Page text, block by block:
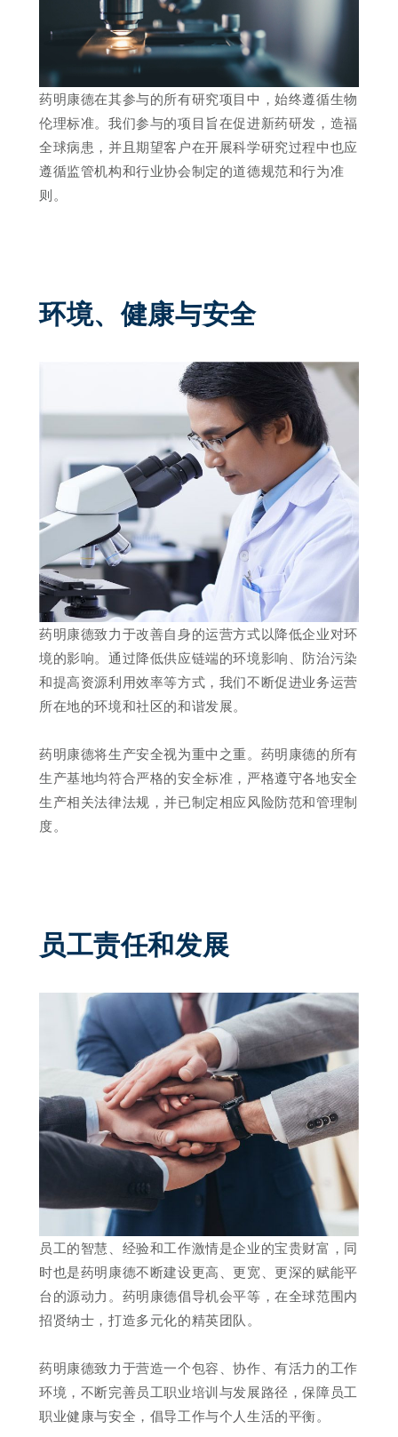
药明康德在其参与的所有研究项目中，始终遵循生物
伦理标准。我们参与的项目旨在促进新药研发，造福
全球病患，并且期望客户在开展科学研究过程中也应
遵循监管机构和行业协会制定的道德规范和行为准
则。
环境、健康与安全
药明康德致力于改善自身的运营方式以降低企业对环
境的影响。通过降低供应链端的环境影响、防治污染
和提高资源利用效率等方式，我们不断促进业务运营
所在地的环境和社区的和谐发展。
药明康德将生产安全视为重中之重。药明康德的所有
生产基地均符合严格的安全标准，严格遵守各地安全
生产相关法律法规，并已制定相应风险防范和管理制
度。
员工责任和发展
员工的智慧、经验和工作激情是企业的宝贵财富，同
时也是药明康德不断建设更高、更宽、更深的赋能平
台的源动力。药明康德倡导机会平等，在全球范围内
招贤纳士，打造多元化的精英团队。
药明康德致力于营造一个包容、协作、有活力的工作
环境，不断完善员工职业培训与发展路径，保障员工
职业健康与安全，倡导工作与个人生活的平衡。